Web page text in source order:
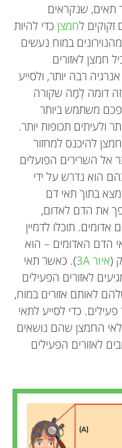
זקוקים לחמצןכדי להיות
במוח נעשים
חמצן לאזורים
רבה יותר, ולסייע
דומה לְמָה שקורה
משתמש ביותר
ולעיתים תכופות יותר.
להיכנס למחזור
אל השרירים הפועלים
הוא נדרש על ידי
בתוך תאי דם
את הדם לאדום,
תוכלו לדמיין
הדם האדומים – הוא
(איור 3A
). כאשר תאי
לאזורים הפעילים
לאותם אזורים במוח,
כדי לסייע לתאי
החמצן שהם נושאים
לאזורים הפעילים